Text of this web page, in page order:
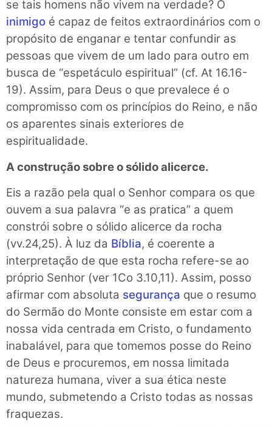
se tais homens não vivem na verdade? O
inimigo é capaz de feitos extraordinários com o
propósito de enganar e tentar confundir as
pessoas que vivem de um lado para outro em
busca de “espetáculo espiritual” (cf. At 16.16-
19). Assim, para Deus o que prevalece é o
compromisso com os princípios do Reino, e não
os aparentes sinais exteriores de
espiritualidade.
A construção sobre o sólido alicerce.
Eis a razão pela qual o Senhor compara os que
ouvem a sua palavra “e as pratica” a quem
constrói sobre o sólido alicerce da rocha
(vv.24,25). À luz da Bíblia, é coerente a
interpretação de que esta rocha refere-se ao
próprio Senhor (ver 1Co 3.10,11). Assim, posso
afirmar com absoluta segurança que o resumo
do Sermão do Monte consiste em estar com a
nossa vida centrada em Cristo, o fundamento
inabalável, para que tomemos posse do Reino
de Deus e procuremos, em nossa limitada
natureza humana, viver a sua ética neste
mundo, submetendo a Cristo todas as nossas
fraquezas.